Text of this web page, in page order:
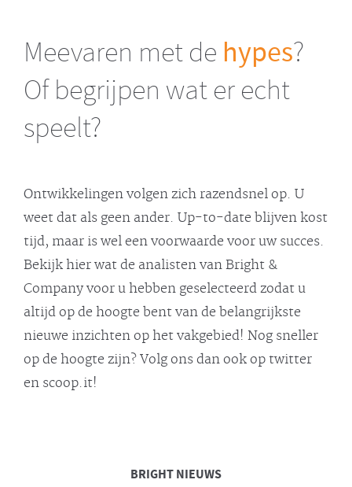
NEDERLANDS
ENGLISH
Meevaren met de hypes?
Of begrijpen wat er echt
speelt?
Ontwikkelingen volgen zich razendsnel op. U
weet dat als geen ander. Up-to-date blijven kost
tijd, maar is wel een voorwaarde voor uw succes.
Bekijk hier wat de analisten van Bright &
Company voor u hebben geselecteerd zodat u
altijd op de hoogte bent van de belangrijkste
nieuwe inzichten op het vakgebied! Nog sneller
op de hoogte zijn? Volg ons dan ook op twitter
en scoop.it!
BRIGHTNIEUWS